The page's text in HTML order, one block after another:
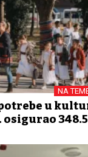
NA
potrebe u